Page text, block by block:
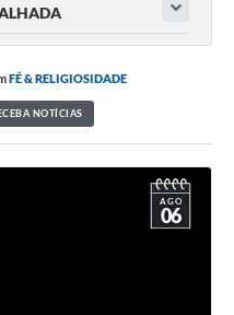
FÉ & RELIGIOSIDADE
NOTÍCIAS
AGO
06